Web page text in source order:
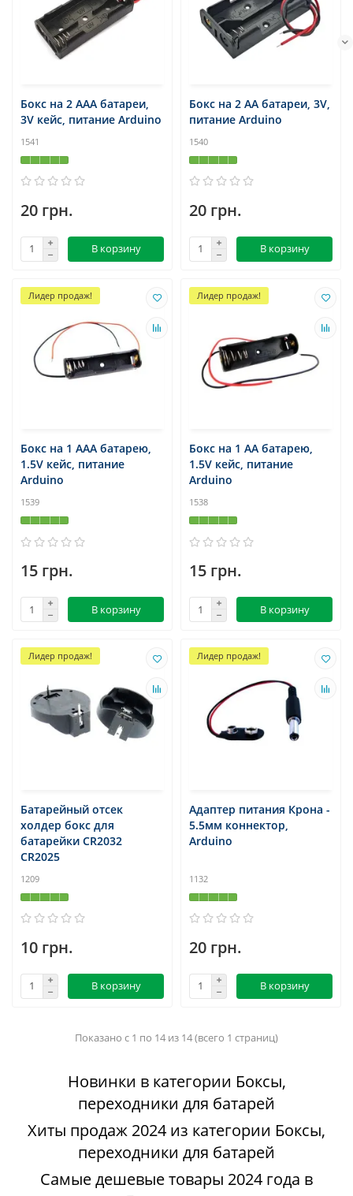
Бокс на 2 ААА батареи,
3V кейс, питание Arduino
1541
20 грн.
В корзину
Бокс на 2 АА батареи, 3V,
питание Arduino
1540
20 грн.
В корзину
Лидер продаж!
Бокс на 1 ААА батарею,
1.5V кейс, питание
Arduino
1539
15 грн.
В корзину
Лидер продаж!
Бокс на 1 АА батарею,
1.5V кейс, питание
Arduino
1538
15 грн.
В корзину
Лидер продаж!
Батарейный отсек
холдер бокс для
батарейки CR2032
CR2025
1209
10 грн.
В корзину
Лидер продаж!
Адаптер питания Крона -
5.5мм коннектор,
Arduino
1132
20 грн.
В корзину
Показано с 1 по 14 из 14 (всего 1 страниц)
Новинки в категории Боксы,
переходники для батарей
Хиты продаж 2024 из категории Боксы,
переходники для батарей
Самые дешевые товары 2024 года в